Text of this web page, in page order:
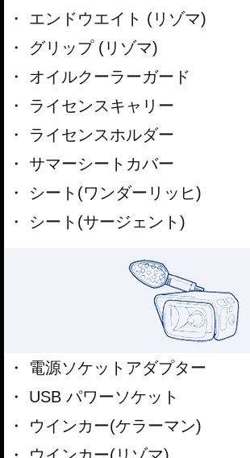
エンドウエイト (リゾマ)
グリップ (リゾマ)
オイルクーラーガード
ライセンスキャリー
ライセンスホルダー
サマーシートカバー
シート(ワンダーリッヒ)
シート(サージェント)
電源ソケットアダプター
USB パワーソケット
ウインカー(ケラーマン)